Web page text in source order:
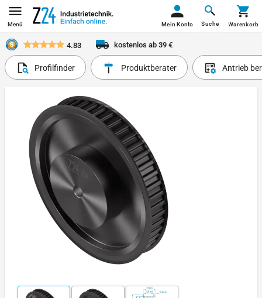
Menü Suche
Mein Konto Warenkorb
4.83 kostenlos ab 39 €
Profilfinder Produktberater Antrieb